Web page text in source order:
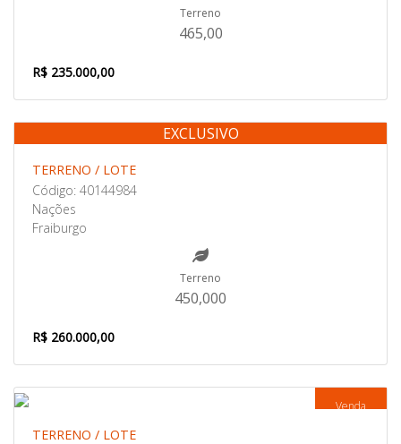
Terreno
465,00
R$ 235.000,00
Venda
EXCLUSIVO
TERRENO / LOTE
Código: 40144984
Nações
Fraiburgo
Terreno
450,000
R$ 260.000,00
Venda
TERRENO / LOTE